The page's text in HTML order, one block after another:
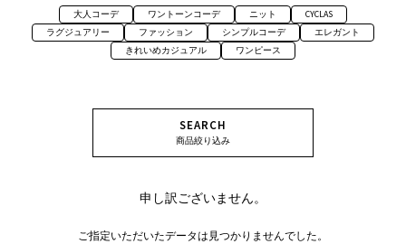
大人コーデ ワントーンコーデ ニット
CYCLAS
ラグジュアリー
ファッション シンプルコーデ
エレガント
きれいめカジュアル
ワンピース
SEARCH
商品絞り込み
申し訳ございません。
ご指定いただいたデータは見つかりませんでした。